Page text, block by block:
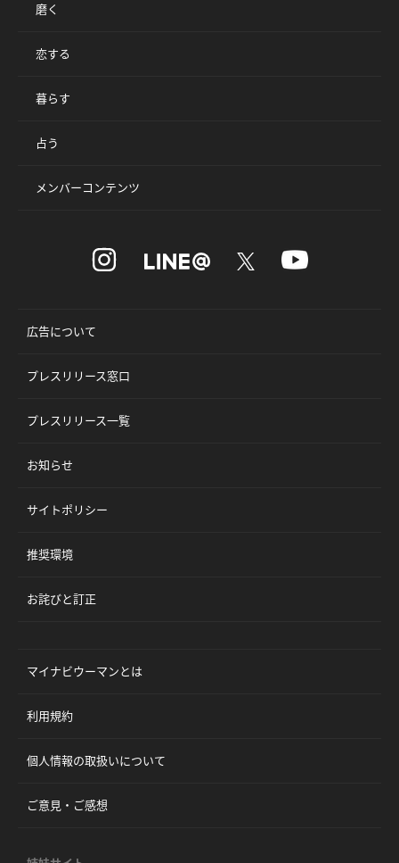
磨く
恋する
暮らす
占う
メンバーコンテンツ
広告について
プレスリリース窓口
プレスリリース一覧
お知らせ
サイトポリシー
推奨環境
お詫びと訂正
マイナビウーマンとは
利用規約
個人情報の取扱いについて
ご意見・ご感想